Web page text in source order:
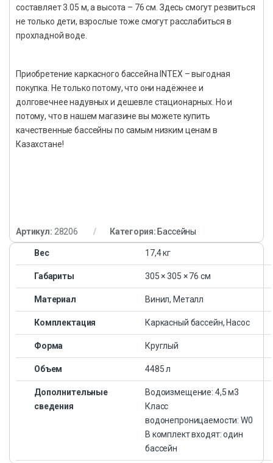
составляет 3.05 м, а высота – 76 см. Здесь смогут резвиться
не только дети, взрослые тоже смогут расслабиться в
прохладной воде.
Приобретение каркасного бассейна INTEX – выгодная
покупка. Не только потому, что они надёжнее и
долговечнее надувных и дешевле стационарных. Но и
потому, что в нашем магазине вы можете купить
качественные бассейны по самым низким ценам в
Казахстане!
Артикул: 28206 Категория: Бассейны
Вес 17,4 кг
Габариты 305 × 305 × 76 см
Материал Винил, Металл
Комплектация Каркасный бассейн, Насос
Форма Круглый
Объем 4485 л
Дополнительные
сведения
Водоизмещение: 4,5 м3
Класс
водонепроницаемости: W0
В комплект входят: один
бассейн